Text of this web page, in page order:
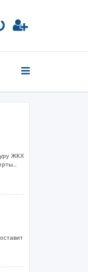
поиск
ЖКХ